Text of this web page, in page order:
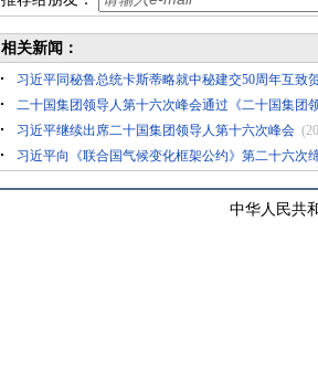
相关新闻：
习近平同秘鲁总统卡斯蒂略就中秘建交50周年互致
二十国集团领导人第十六次峰会通过《二十国集团
习近平继续出席二十国集团领导人第十六次峰会
习近平向《联合国气候变化框架公约》第二十六次
中华人民共